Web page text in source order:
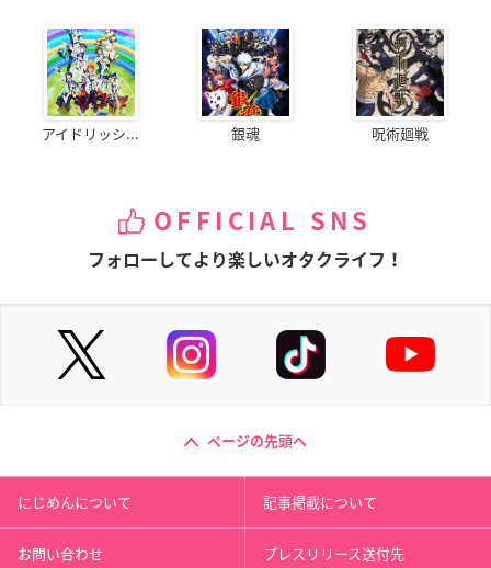
アイドリッシ... 銀魂 呪術廻戦
OFFICIAL SNS
フォローしてより楽しいオタクライフ！
ページの先頭へ
にじめんについて 記事掲載について
お問い合わせ プレスリリース送付先